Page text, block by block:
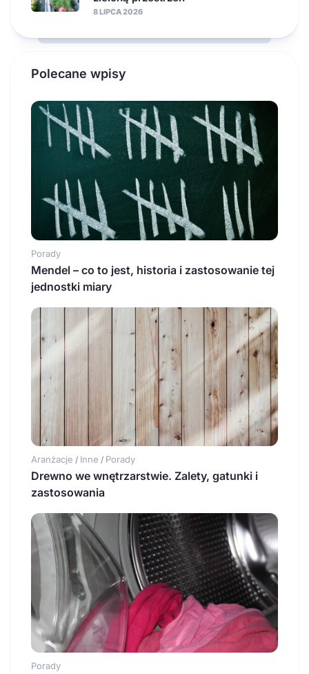
8 LIPCA 2026
Polecane wpisy
Porady
Mendel – co to jest, historia i zastosowanie tej
jednostki miary
Aranżacje / Inne / Porady
Drewno we wnętrzarstwie. Zalety, gatunki i
zastosowania
Porady